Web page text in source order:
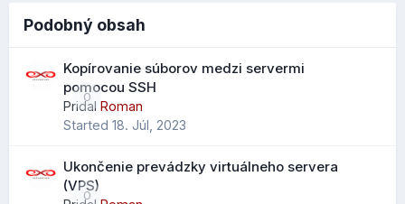
Vo väčších schránkach je tak možné nájsť konkrétne
postupom ako ich používať, nájdete v našom novom
návode
Vyhľadávanie emailových správ v Roundcube
pomocou syntaxe.
Vylepšený import kontaktov
Zobrazenie stránky na počítači:
Podobný obsah
0
Kopírovanie súborov medzi servermi
pomocou SSH
Pridal Roman
Started 18. Júl, 2023
0
Ukončenie prevádzky virtuálneho servera
(VPS)